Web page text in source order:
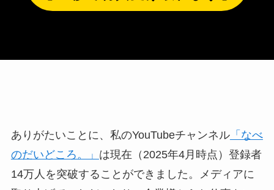
ありがたいことに、私のYouTubeチャンネル「なべ
のだいどころ。」 は現在（2025年4月時点）登録者
14万人を突破することができました。メディアに